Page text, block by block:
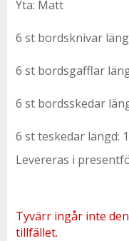
Yta: Matt
6 st bordsknivar
6 st bordsgafflar
6 st bordsskedar
6 st teskedar längd:
Levereras i
Tyvärr ingår inte
tillfället.